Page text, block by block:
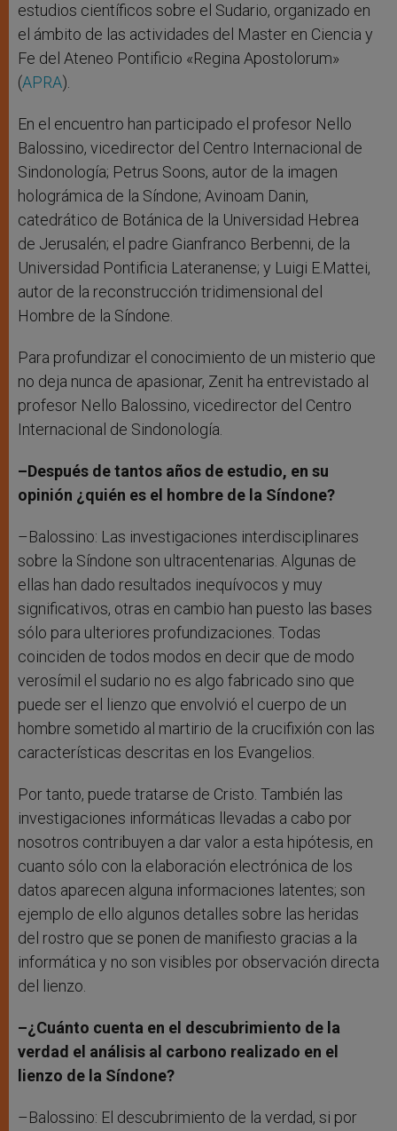
estudios científicos sobre el Sudario, organizado en
el ámbito de las actividades del Master en Ciencia y
Fe del Ateneo Pontificio «Regina Apostolorum»
(APRA).
En el encuentro han participado el profesor Nello
Balossino, vicedirector del Centro Internacional de
Sindonología; Petrus Soons, autor de la imagen
holográmica de la Síndone; Avinoam Danin,
catedrático de Botánica de la Universidad Hebrea
de Jerusalén; el padre Gianfranco Berbenni, de la
Universidad Pontificia Lateranense; y Luigi E.Mattei,
autor de la reconstrucción tridimensional del
Hombre de la Síndone.
Para profundizar el conocimiento de un misterio que
no deja nunca de apasionar, Zenit ha entrevistado al
profesor Nello Balossino, vicedirector del Centro
Internacional de Sindonología.
–Después de tantos años de estudio, en su
opinión ¿quién es el hombre de la Síndone?
–Balossino: Las investigaciones interdisciplinares
sobre la Síndone son ultracentenarias. Algunas de
ellas han dado resultados inequívocos y muy
significativos, otras en cambio han puesto las bases
sólo para ulteriores profundizaciones. Todas
coinciden de todos modos en decir que de modo
verosímil el sudario no es algo fabricado sino que
puede ser el lienzo que envolvió el cuerpo de un
hombre sometido al martirio de la crucifixión con las
características descritas en los Evangelios.
Por tanto, puede tratarse de Cristo. También las
investigaciones informáticas llevadas a cabo por
nosotros contribuyen a dar valor a esta hipótesis, en
cuanto sólo con la elaboración electrónica de los
datos aparecen alguna informaciones latentes; son
ejemplo de ello algunos detalles sobre las heridas
del rostro que se ponen de manifiesto gracias a la
informática y no son visibles por observación directa
del lienzo.
–¿Cuánto cuenta en el descubrimiento de la
verdad el análisis al carbono realizado en el
lienzo de la Síndone?
–Balossino: El descubrimiento de la verdad, si por